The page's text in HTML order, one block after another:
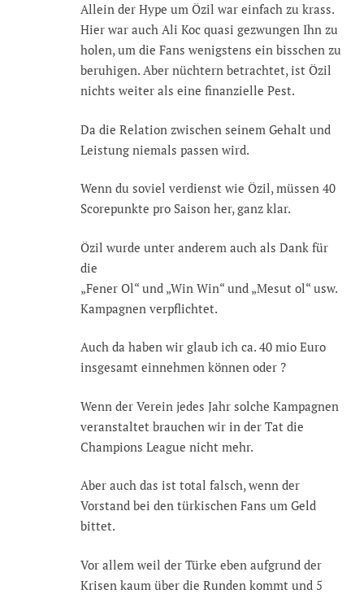
Allein der Hype um Özil war einfach zu krass.
Hier war auch Ali Koc quasi gezwungen Ihn zu
holen, um die Fans wenigstens ein bisschen zu
beruhigen. Aber nüchtern betrachtet, ist Özil
nichts weiter als eine finanzielle Pest.
Da die Relation zwischen seinem Gehalt und
Leistung niemals passen wird.
Wenn du soviel verdienst wie Özil, müssen 40
Scorepunkte pro Saison her, ganz klar.
Özil wurde unter anderem auch als Dank für
die
„Fener Ol“ und „Win Win“ und „Mesut ol“ usw.
Kampagnen verpflichtet.
Auch da haben wir glaub ich ca. 40 mio Euro
insgesamt einnehmen können oder ?
Wenn der Verein jedes Jahr solche Kampagnen
veranstaltet brauchen wir in der Tat die
Champions League nicht mehr.
Aber auch das ist total falsch, wenn der
Vorstand bei den türkischen Fans um Geld
bittet.
Vor allem weil der Türke eben aufgrund der
Krisen kaum über die Runden kommt und 5